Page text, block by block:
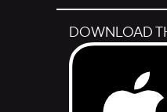
DOWNLOAD